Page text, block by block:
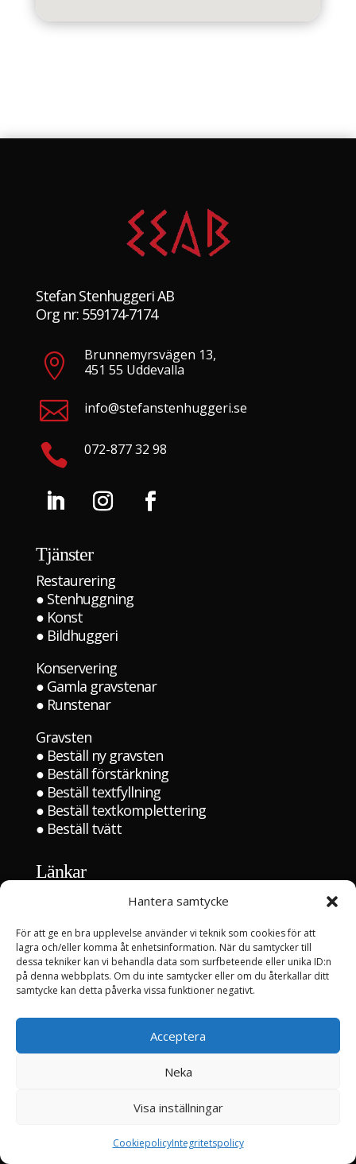
Hantera samtycke
För att ge en bra upplevelse använder vi teknik som cookies för att
lagra och/eller komma åt enhetsinformation. När du samtycker till
dessa tekniker kan vi behandla data som surfbeteende eller unika ID:n
på denna webbplats. Om du inte samtycker eller om du återkallar ditt
samtycke kan detta påverka vissa funktioner negativt.
Acceptera
Neka
Visa inställningar
CookiepolicyIntegritetspolicy
Stefan Stenhuggeri AB
Org nr: 559174-7174

Brunnemyrsvägen 13,
451 55 Uddevalla
 info@stefanstenhuggeri.se
 072-877 32 98
Tjänster
Restaurering
● Stenhuggning
● Konst
● Bildhuggeri
Konservering
● Gamla gravstenar
● Runstenar
Gravsten
● Beställ ny gravsten
● Beställ förstärkning
● Beställ textfyllning
● Beställ textkomplettering
● Beställ tvätt
Länkar
Om oss
●Våra partners
●Sök jobb
Aktuellt
Referenser